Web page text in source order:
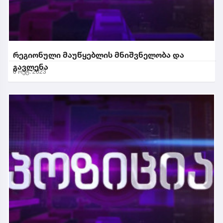
რეგიონული მაუწყებლის მნიშვნელობა და
გავლენა
6 ოქტ. 2023